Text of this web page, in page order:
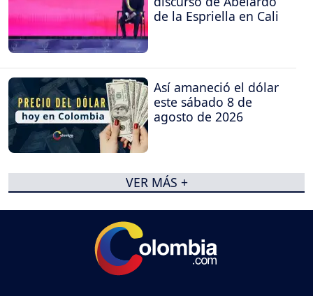
de la Espriella en Cali
Así amaneció el dólar
este sábado 8 de
agosto de 2026
VER MÁS +